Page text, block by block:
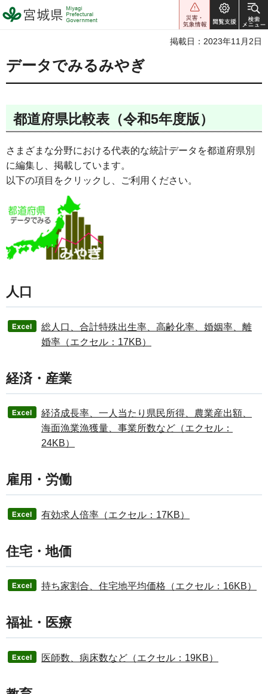
宮城県 Miyagi Prefectural
Government
掲載日：2023年11月2日
データでみるみやぎ
都道府県比較表（令和5年度版）
さまざまな分野における代表的な統計データを都道府県別
に編集し、掲載しています。
以下の項目をクリックし、ご利用ください。
人口
総人口、合計特殊出生率、高齢化率、婚姻率、離
婚率（エクセル：17KB）
経済・産業
経済成長率、一人当たり県民所得、農業産出額、
海面漁業漁獲量、事業所数など（エクセル：
24KB）
雇用・労働
有効求人倍率（エクセル：17KB）
住宅・地価
持ち家割合、住宅地平均価格（エクセル：16KB）
福祉・医療
医師数、病床数など（エクセル：19KB）